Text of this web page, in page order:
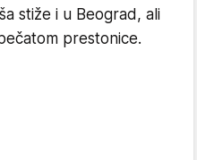
stiže i u Beograd, ali
prestonice.